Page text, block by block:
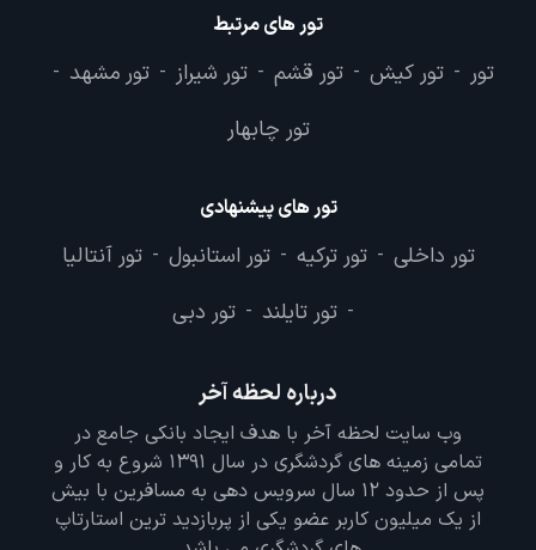
تور های مرتبط
تور - تور کیش - تور قشم - تور شیراز - تور مشهد -
تور چابهار
تور های پیشنهادی
تور داخلی - تور ترکیه - تور استانبول - تور آنتالیا
- تور تایلند - تور دبی
درباره لحظه آخر
وب سایت لحظه آخر با هدف ایجاد بانکی جامع در
تمامی زمینه های گردشگری در سال 1391 شروع به کار و
پس از حدود 12 سال سرویس دهی به مسافرین با بیش
از یک میلیون کاربر عضو یکی از پربازدید ترین استارتاپ